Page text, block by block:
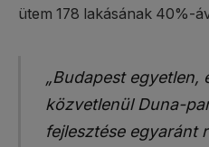
ütem 178 lakásának 40%-
„Budapest egyetlen,
közvetlenül Duna-
fejlesztése egyaránt